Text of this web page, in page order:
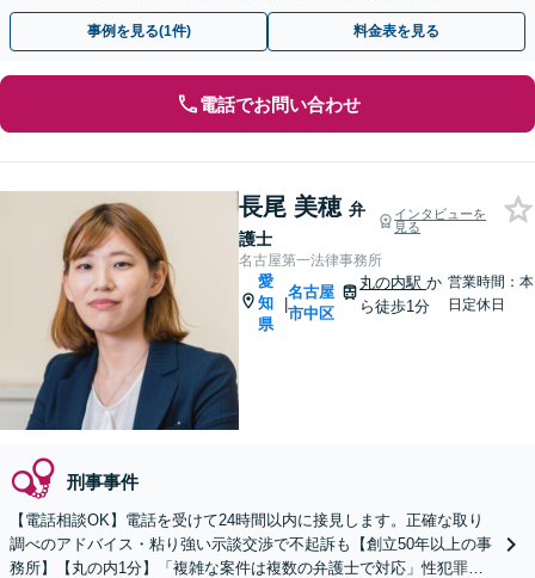
族が逮捕された場合はすぐにご相談ください【夜間可】
事例を見る(1件) 料金表を見る
電話でお問い合わせ
長尾 美穂 弁
護士
インタビューを
見る
名古屋第一法律事務所
愛
知
県
|
名古屋
市中区
丸の内駅か
ら徒歩1分
営業時間：本
日定休日
刑事事件
【電話相談OK】電話を受けて24時間以内に接見します。正確な取り
調べのアドバイス・粘り強い示談交渉で不起訴も【創立50年以上の事
務所】【丸の内1分】「複雑な案件は複数の弁護士で対応」性犯罪／